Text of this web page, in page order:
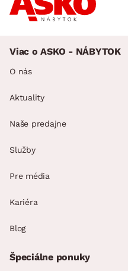
Viac o ASKO - NÁBYTOK
O nás
Aktuality
Naše predajne
Služby
Pre média
Kariéra
Blog
Špeciálne ponuky